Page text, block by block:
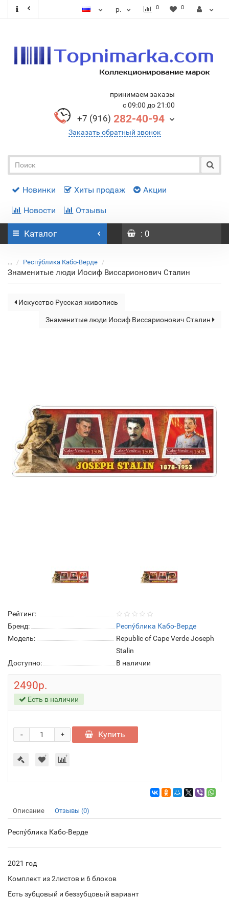
р. 0 0
принимаем заказы
с 09:00 до 21:00
+7 (916) 282-40-94
Заказать обратный звонок
Новинки Хиты продаж Акции
Новости Отзывы
Каталог : 0
... Респу́блика Кабо-Верде
Знаменитые люди Иосиф Виссарионович Сталин
Искусство Русская живопись
Знаменитые люди Иосиф Виссарионович Сталин
Рейтинг:
Бренд:
Респу́блика Кабо-Верде
Модель:
Republic of Cape Verde Joseph
Stalin
Доступно:
В наличии
2490р.
Есть в наличии
+
- Купить
Описание Отзывы (0)
Респу́блика Кабо-Верде
2021 год
Комплект из 2листов и 6 блоков
Есть зубцовый и беззубцовый вариант